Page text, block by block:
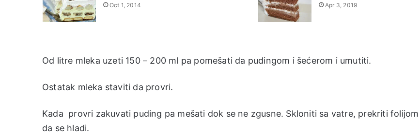
Oct 1, 2014 Apr 3, 2019
Od litre mleka uzeti 150 – 200 ml pa pomešati da pudingom i šećerom i umutiti.
Ostatak mleka staviti da provri.
Kada provri zakuvati puding pa mešati dok se ne zgusne. Skloniti sa vatre, prekriti
da se hladi.